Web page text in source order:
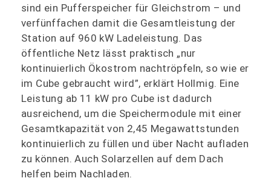
sind ein Pufferspeicher für Gleichstrom – und
verfünffachen damit die Gesamtleistung der
Station auf 960 kW Ladeleistung. Das
öffentliche Netz lässt praktisch „nur
kontinuierlich Ökostrom nachtröpfeln, so wie er
im Cube gebraucht wird”, erklärt Hollmig. Eine
Leistung ab 11 kW pro Cube ist dadurch
ausreichend, um die Speichermodule mit einer
Gesamtkapazität von 2,45 Megawattstunden
kontinuierlich zu füllen und über Nacht aufladen
zu können. Auch Solarzellen auf dem Dach
helfen beim Nachladen.